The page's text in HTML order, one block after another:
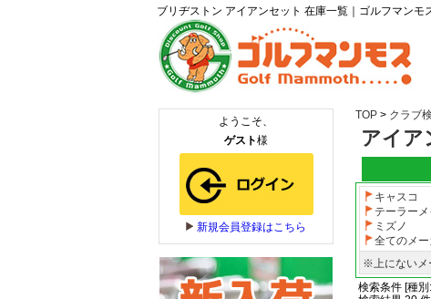
ブリヂストン アイアンセット 在庫一覧｜ゴルフマン
TOP> クラブ
アイア
キャスコ
テーラーメ
ミズノ
全てのメー
※上にないメ
検索条件 [種別: